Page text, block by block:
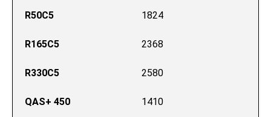
R50C5 1824
R165C5 2368
R330C5 2580
QAS+ 450 1410